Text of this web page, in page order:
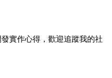
實作心得，歡迎追蹤我的社